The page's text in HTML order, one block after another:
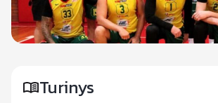
Turinys